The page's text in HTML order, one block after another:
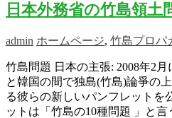
日本外務省の竹島領土
admin ホームページ, 竹島プロパ
竹島問題 日本の主張: 2008年2
と韓国の間で独島(竹島)論爭の
る彼らの新しいパンフレットを
ットは「竹島の10種問題 」と